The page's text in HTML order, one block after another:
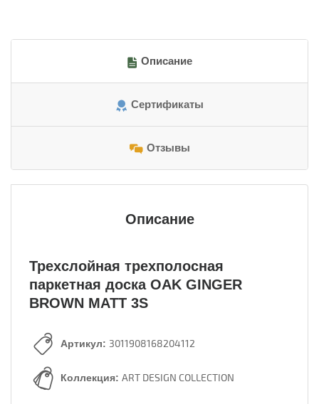
Описание
Сертификаты
Отзывы
Описание
Трехслойная трехполосная
паркетная доска OAK GINGER
BROWN MATT 3S
Артикул: 3011908168204112
Коллекция: ART DESIGN COLLECTION